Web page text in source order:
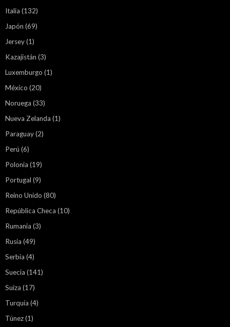
Italia (132)
Japón (69)
Jersey(1)
Kazajistán (3)
Luxemburgo (1)
México (20)
Noruega (33)
Nueva Zelanda (1)
Paraguay(2)
Perú (6)
Polonia (19)
Portugal (9)
Reino Unido (80)
República Checa (10)
Rumania (3)
Rusia (49)
Serbia (4)
Suecia (141)
Suiza (17)
Turquía (4)
Túnez(1)